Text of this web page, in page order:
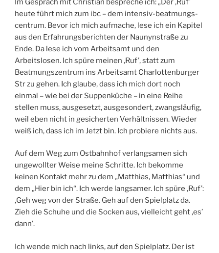
heute führt mich zum ibc – dem intensiv-beatmungs-
centrum. Bevor ich mich aufmache, lese ich ein Kapitel
aus den Erfahrungsberichten der Naunynstraße zu
Ende. Da lese ich vom Arbeitsamt und den
Arbeitslosen. Ich spüre meinen ‚Ruf’, statt zum
Beatmungszentrum ins Arbeitsamt Charlottenburger
Str zu gehen. Ich glaube, dass ich mich dort noch
einmal – wie bei der Suppenküche – in eine Reihe
stellen muss, ausgesetzt, ausgesondert, zwangsläufig,
weil eben nicht in gesicherten Verhältnissen. Wieder
weiß ich, dass ich im Jetzt bin. Ich probiere nichts aus.
Auf dem Weg zum Ostbahnhof verlangsamen sich
ungewollter Weise meine Schritte. Ich bekomme
keinen Kontakt mehr zu dem „Matthias, Matthias“ und
dem „Hier bin ich“. Ich werde langsamer. Ich spüre ‚Ruf’:
‚Geh weg von der Straße. Geh auf den Spielplatz da.
Zieh die Schuhe und die Socken aus, vielleicht geht ‚es’
dann’.
Ich wende mich nach links, auf den Spielplatz. Der ist